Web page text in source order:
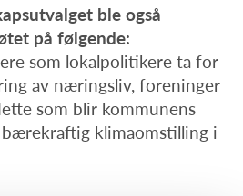
ble også
på følgende:
som lokalpolitikere ta for
av næringsliv, foreninger
som blir kommunens
klimaomstilling i